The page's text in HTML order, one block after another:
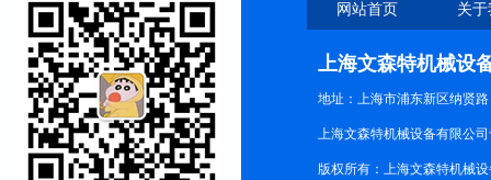
网站首页 关
上海文森特机械设
地址：上海市浦东新区纳贤路
上海文森特机械设备有限公
版权所有：上海文森特机械